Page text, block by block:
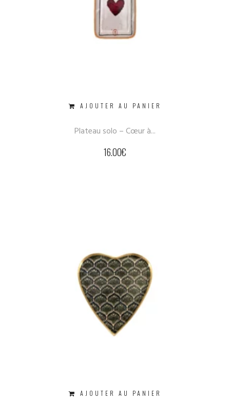
AJOUTER AU PANIER
Plateau solo – Cœur à...
16.00€
AJOUTER AU PANIER